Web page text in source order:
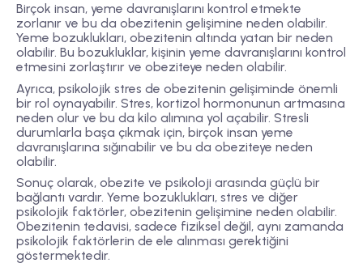
Birçok insan, yeme davranışlarını kontrol etmekte
zorlanır ve bu da obezitenin gelişimine neden olabilir.
Yeme bozuklukları, obezitenin altında yatan bir neden
olabilir. Bu bozukluklar, kişinin yeme davranışlarını kontrol
etmesini zorlaştırır ve obeziteye neden olabilir.
Ayrıca, psikolojik stres de obezitenin gelişiminde önemli
bir rol oynayabilir. Stres, kortizol hormonunun artmasına
neden olur ve bu da kilo alımına yol açabilir. Stresli
durumlarla başa çıkmak için, birçok insan yeme
davranışlarına sığınabilir ve bu da obeziteye neden
olabilir.
Sonuç olarak, obezite ve psikoloji arasında güçlü bir
bağlantı vardır. Yeme bozuklukları, stres ve diğer
psikolojik faktörler, obezitenin gelişimine neden olabilir.
Obezitenin tedavisi, sadece fiziksel değil, aynı zamanda
psikolojik faktörlerin de ele alınması gerektiğini
göstermektedir.